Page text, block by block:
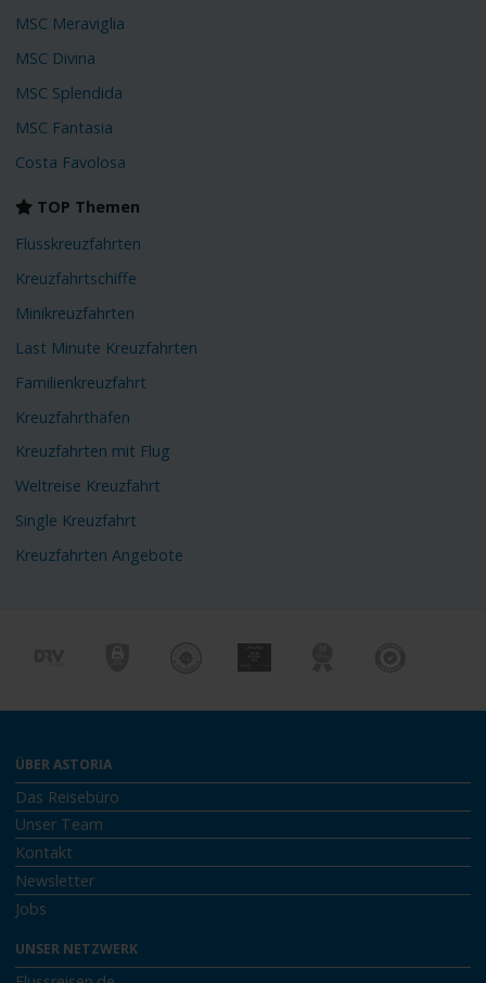
MSC Meraviglia
MSC Divina
MSC Splendida
MSC Fantasia
Costa Favolosa
TOP Themen
Flusskreuzfahrten
Kreuzfahrtschiffe
Minikreuzfahrten
Last Minute Kreuzfahrten
Familienkreuzfahrt
Kreuzfahrthäfen
Kreuzfahrten mit Flug
Weltreise Kreuzfahrt
Single Kreuzfahrt
Kreuzfahrten Angebote
ÜBER ASTORIA
Das Reisebüro
Unser Team
Kontakt
Newsletter
Jobs
UNSER NETZWERK